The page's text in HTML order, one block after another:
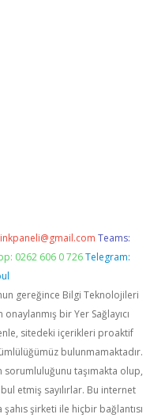
Teams:
0262 606 0 726 Telegram:
gereğince Bilgi Teknolojileri
bir Yer Sağlayıcı
sitedeki içerikleri proaktif
bulunmamaktadır.
sorumluluğunu taşımakta olup,
etmiş sayılırlar. Bu internet
şirketi ile hiçbir bağlantısı